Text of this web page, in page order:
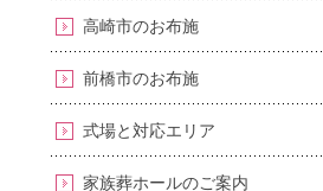
高崎市のお布施
前橋市のお布施
式場と対応エリア
家族葬ホールのご案内